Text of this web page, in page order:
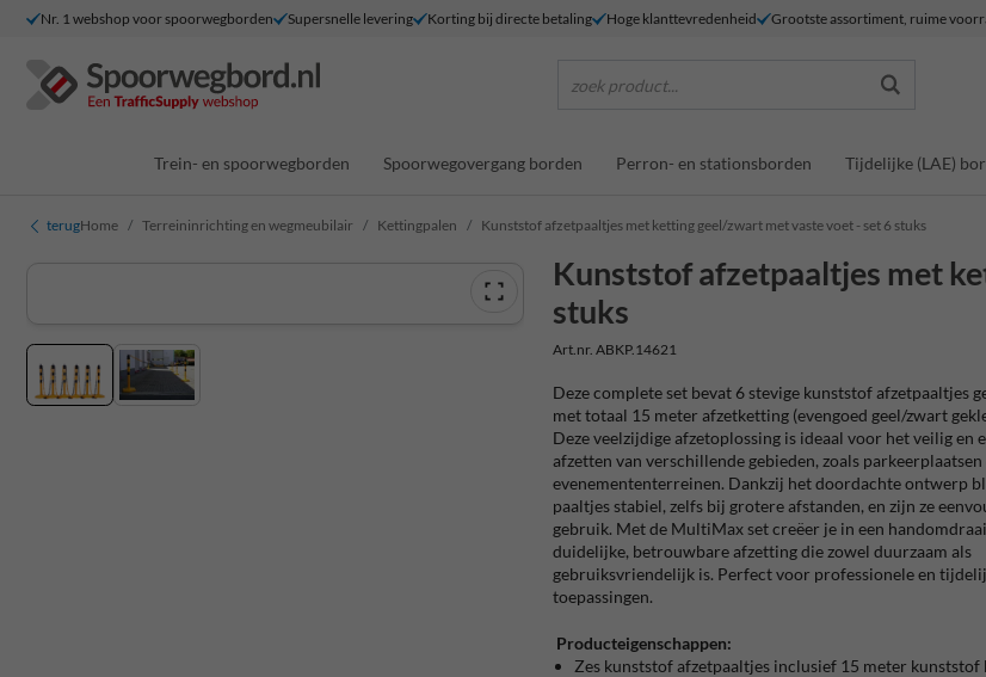
Nr. 1 webshop voor spoorwegborden Supersnelle levering Korting bij directe betaling Hoge klanttevredenheid Grootste assortiment, ruime
zoek product...
Trein- en spoorwegborden Spoorwegovergang borden Perron- en stationsborden Tijdelijke (LAE)
terugHome Terreininrichting en wegmeubilair Kettingpalen Kunststof afzetpaaltjes met ketting geel/zwart met vaste voet - set 6 stuks
Kunststof afzetpaaltjes met
stuks
Art.nr. ABKP.14621
Deze complete set bevat 6 stevige kunststof afzetpaaltjes
met totaal 15 meter afzetketting (evengoed geel/zwart
Deze veelzijdige afzetoplossing is ideaal voor het veilig en
afzetten van verschillende gebieden, zoals
evenemententerreinen. Dankzij het doordachte ontwerp
paaltjes stabiel, zelfs bij grotere afstanden, en zijn ze
gebruik. Met de MultiMax set creëer je in een
duidelijke, betrouwbare afzetting die zowel duurzaam als
gebruiksvriendelijk is. Perfect voor professionele en
toepassingen.
Producteigenschappen:
Zes kunststof afzetpaaltjes inclusief 15 meter kunststof